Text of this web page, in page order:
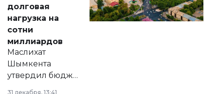
долговая
нагрузка на
сотни
миллиардов
Маслихат
Шымкента
утвердил бюджет
города на 2026–
31 декабря, 13:41